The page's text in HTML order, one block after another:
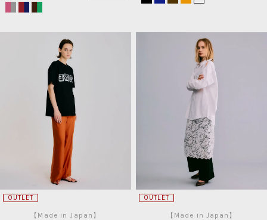
OUTLET
【Made in Japan】
OUTLET
【Made in Japan】